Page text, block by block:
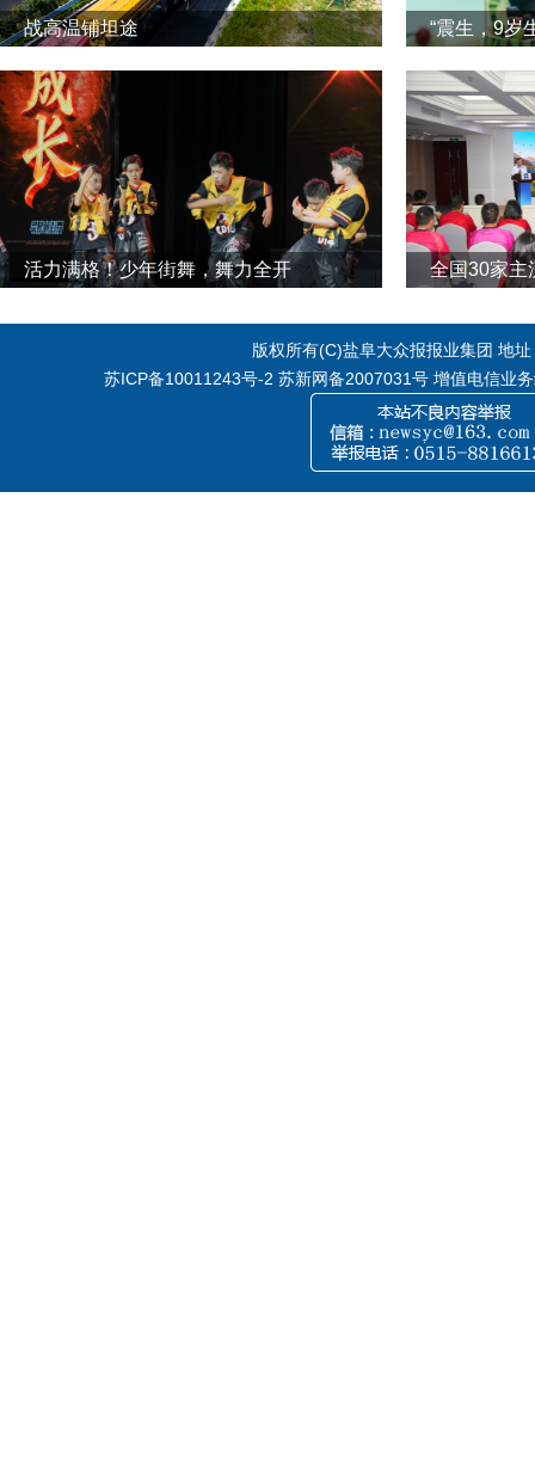
战高温铺坦途 “震生，9岁
活力满格！少年街舞，舞力全开 全国30家主
版权所有(C)盐阜大众报报业集团 地
苏ICP备10011243号-2 苏新网备2007031号 增值电信业